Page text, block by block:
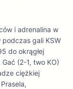
i adrenalina w
gali KSW
do okrągłej
(2-1, two KO)
ciężkiej